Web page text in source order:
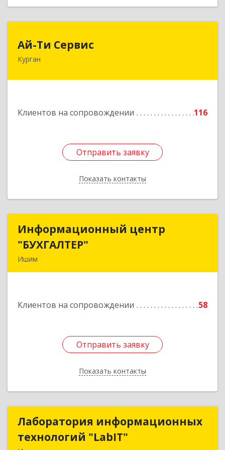
Ай-Ти Сервис
Курган
Клиентов на сопровождении 116
Отправить заявку
Показать контакты
Отправить заявку
Назад
Информационный центр
"БУХГАЛТЕР"
Ишим
Клиентов на сопровождении 58
Отправить заявку
Показать контакты
Информационный центр
Подробнее
Отправить заявку
Назад
Лаборатория информационных
технологий "LabIT"
Лаборатория информационных
технологий "LabIT"